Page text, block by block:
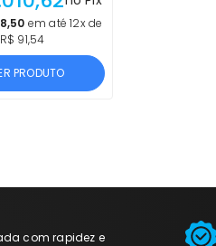
E77428,
PRETO |
OFICIAL, COM
em até 12x de
R$ 91,54
PRODUTO
com rapidez e